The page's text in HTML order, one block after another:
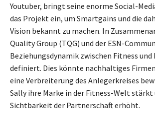
Youtuber, bringt seine enorme Social-
das Projekt ein, um Smartgains und die
Vision bekannt zu machen. In
Quality Group (TQG) und der ESN-
Beziehungsdynamik zwischen Fitness und
definiert. Dies könnte nachhaltiges
eine Verbreiterung des Anlegerkreises
Sally ihre Marke in der Fitness-Welt stärkt
Sichtbarkeit der Partnerschaft erhöht.